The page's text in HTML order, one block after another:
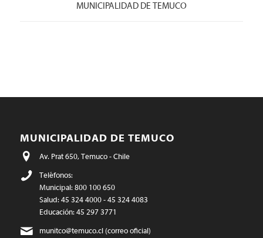
MUNICIPALIDAD DE TEMUCO
MUNICIPALIDAD DE TEMUCO
Av. Prat 650, Temuco - Chile
Teléfonos:
Municipal: 800 100 650
Salud: 45 324 4000 - 45 324 4083
Educación: 45 297 3771
munitco@temuco.cl(correo oficial)